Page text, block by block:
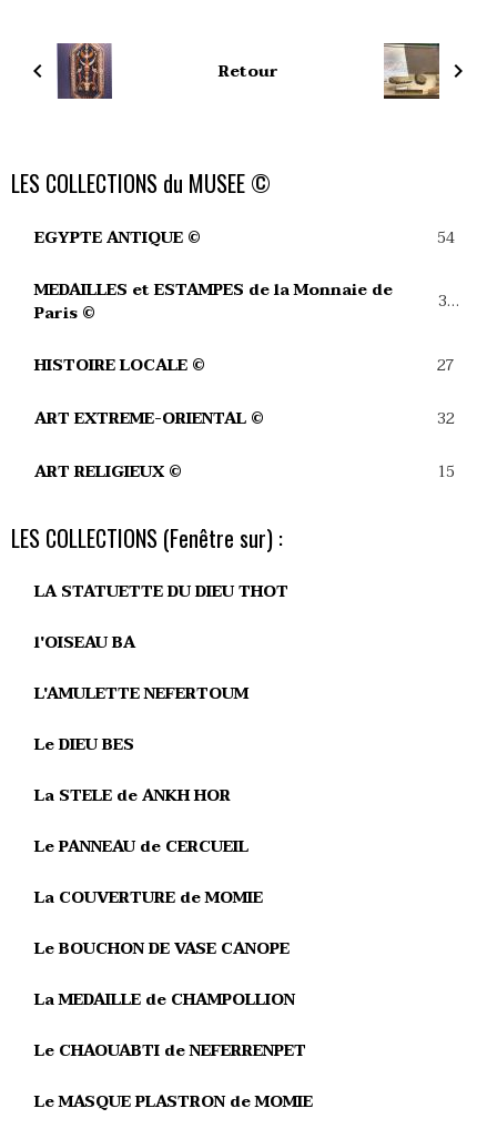
Retour
LES COLLECTIONS du MUSEE ©
EGYPTE ANTIQUE © 54
MEDAILLES et ESTAMPES de la Monnaie de
Paris ©
39
HISTOIRE LOCALE © 27
ART EXTREME-ORIENTAL © 32
ART RELIGIEUX © 15
LES COLLECTIONS (Fenêtre sur) :
LA STATUETTE DU DIEU THOT
l'OISEAU BA
L'AMULETTE NEFERTOUM
Le DIEU BES
La STELE de ANKH HOR
Le PANNEAU de CERCUEIL
La COUVERTURE de MOMIE
Le BOUCHON DE VASE CANOPE
La MEDAILLE de CHAMPOLLION
Le CHAOUABTI de NEFERRENPET
Le MASQUE PLASTRON de MOMIE